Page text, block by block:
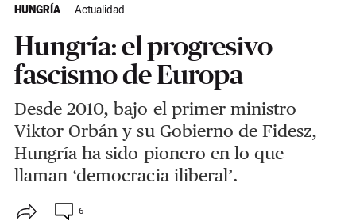
HUNGRÍA Actualidad
Hungría: el progresivo
fascismo de Europa
Desde 2010, bajo el primer ministro
Viktor Orbán y su Gobierno de Fidesz,
Hungría ha sido pionero en lo que
llaman ‘democracia iliberal’.
6